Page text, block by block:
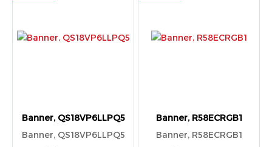
Banner, QS18VP6LLPQ5
Banner, QS18VP6LLPQ5
Banner, R58ECRGB1
Banner, R58ECRGB1